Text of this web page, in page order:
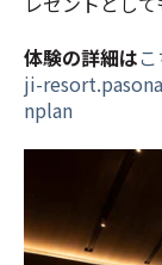
体験の詳細は
ji-
nplan